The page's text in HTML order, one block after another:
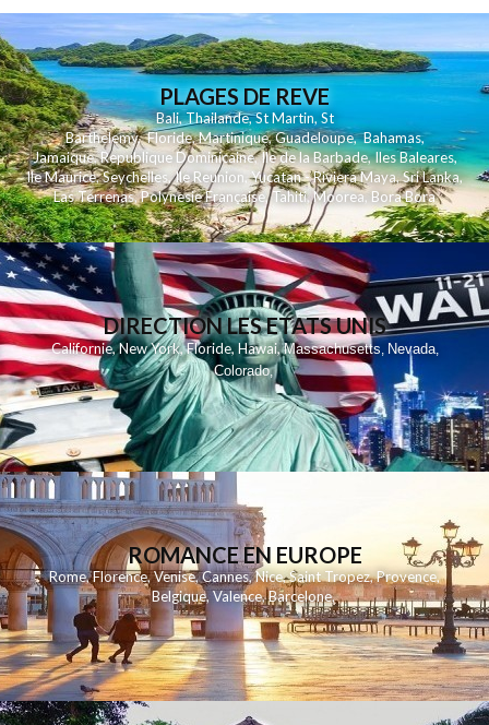
PLAGES DE REVE
Bali,Thailande,St Martin,St
Barthelemy,Floride,Martinique,Guadeloupe,Bahamas,
Jamaique,Republique Dominicaine,Ile de la Barbade,Iles Baleares,
Ile Maurice,Seychelles,Ile Reunion,Yucatan - Riviera Maya,Sri Lanka,
Las Terrenas,Polynesie Française,Tahiti,Moorea, Bora Bora
DIRECTION LES ETATS UNIS
Californie,New York,Floride,Hawai,Massachusetts, Nevada,
Colorado,
ROMANCE EN EUROPE
Rome,Florence,Venise,Cannes,Nice,Saint Tropez,Provence,
Belgique,Valence,Barcelone,